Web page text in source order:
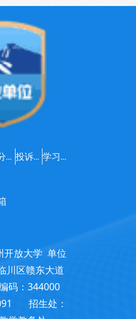
开放大学 单位
川区赣东大道
码：344000
招生处：
学分银行 投诉建议 学习支持服务咨询